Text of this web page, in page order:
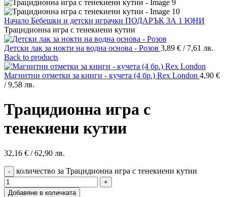
Начало Бебешки и детски играчки ПОДАРЪК ЗА 1 ЮНИ
Трацидионна игра с тенекиени кутии
Детски лак за нокти на водна основа - Розов 3,89 € / 7,61 лв.
Back to products
Магнитни отметки за книги - кучета (4 бр.) Rex London 4,90 €
/ 9,58 лв.
Трацидионна игра с
тенекиени кутии
32,16 € / 62,90 лв.
количество за Трацидионна игра с тенекиени кутии
Добавяне в количката